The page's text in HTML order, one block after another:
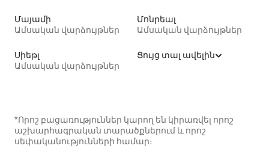
Մայամի
Ամսական վարձույթներ
Մոնրեալ
Ամսական վարձույթներ
Սիեթլ
Ամսական վարձույթներ
Ցույց տալ ավելին
*Որոշ բացառություններ կարող են կիրառվել որոշ
աշխարհագրական տարածքներում և որոշ
սեփականությունների համար։